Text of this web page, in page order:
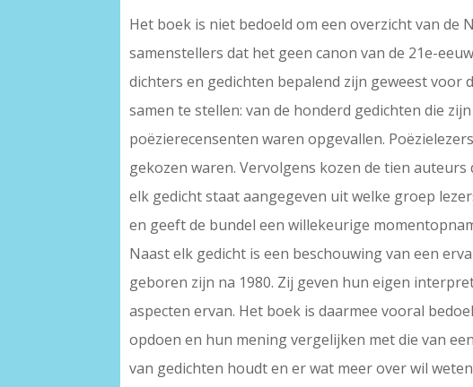
Het boek is niet bedoeld om een overzicht van de
samenstellers dat het geen canon van de 21e-
dichters en gedichten bepalend zijn geweest voor
samen te stellen: van de honderd gedichten die
poëzierecensenten waren opgevallen.
gekozen waren. Vervolgens kozen de tien
elk gedicht staat aangegeven uit welke groep
en geeft de bundel een willekeurige
Naast elk gedicht is een beschouwing van een
geboren zijn na 1980. Zij geven hun eigen
aspecten ervan. Het boek is daarmee vooral
opdoen en hun mening vergelijken met die van
van gedichten houdt en er wat meer over wil